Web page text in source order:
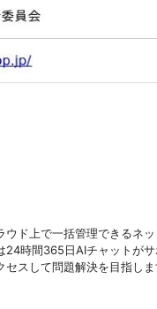
ド上で一括管理できるネッ
時間365日AIチャットが
スして問題解決を目指しま